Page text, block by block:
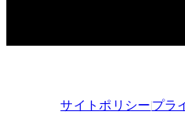
サイトポリシープラ